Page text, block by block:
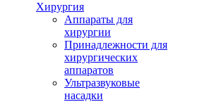
Хирургия
Аппараты для
хирургии
Принадлежности для
хирургических
аппаратов
Ультразвуковые
насадки